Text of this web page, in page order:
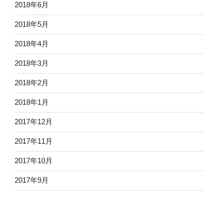
2018年6月
2018年5月
2018年4月
2018年3月
2018年2月
2018年1月
2017年12月
2017年11月
2017年10月
2017年9月